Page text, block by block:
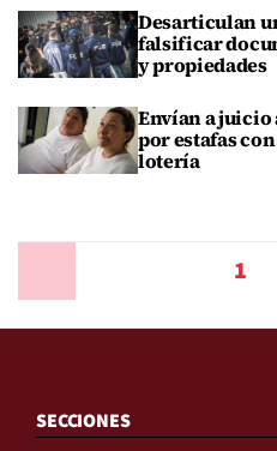
Desarticulan
falsificar
y propiedades
Envían a juicio
por estafas
lotería
1
SECCIONES